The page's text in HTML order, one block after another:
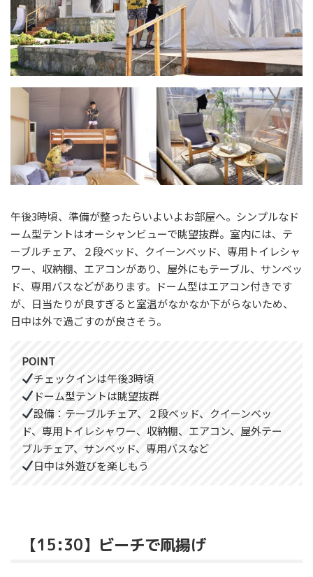
午後3時頃、準備が整ったらいよいよお部屋へ。シンプルなド
ーム型テントはオーシャンビューで眺望抜群。室内には、テ
ーブルチェア、２段ベッド、クイーンベッド、専用トイレシャ
ワー、収納棚、エアコンがあり、屋外にもテーブル、サンベッ
ド、専用バスなどがあります。ドーム型はエアコン付きです
が、日当たりが良すぎると室温がなかなか下がらないため、
日中は外で過ごすのが良さそう。
POINT
チェックインは午後3時頃
ドーム型テントは眺望抜群
設備：テーブルチェア、２段ベッド、クイーンベッ
ド、専用トイレシャワー、収納棚、エアコン、屋外テー
ブルチェア、サンベッド、専用バスなど
日中は外遊びを楽しもう
【15:30】ビーチで凧揚げ